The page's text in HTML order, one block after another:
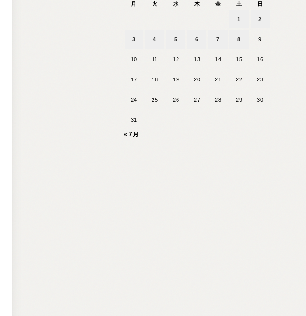
月 火 水 木 金 土 日
1 2
3 4 5 6 7 8 9
10 11 12 13 14 15 16
17 18 19 20 21 22 23
24 25 26 27 28 29 30
31
« 7月